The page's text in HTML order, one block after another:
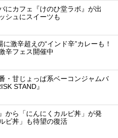
にカフェ『けのひ堂ラボ』が出
シュにスイーツも
激辛超えの“インド辛”カレーも！
辛フェス開催中
・甘じょっぱ系ベーコンジャムバ
STAND』
から「にんにくカルビ丼」が発
ビ丼」も待望の復活